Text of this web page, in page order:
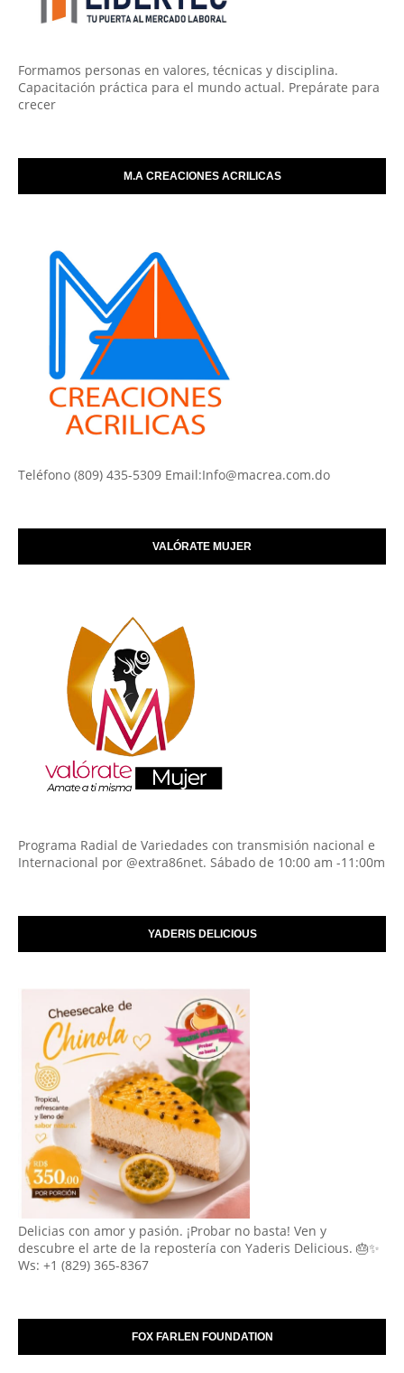
Formamos personas en valores, técnicas y disciplina.
Capacitación práctica para el mundo actual. Prepárate para
crecer
M.A CREACIONES ACRILICAS
Teléfono (809) 435-5309 Email:Info@macrea.com.do
VALÓRATE MUJER
Programa Radial de Variedades con transmisión nacional e
Internacional por @extra86net. Sábado de 10:00 am -11:00m
YADERIS DELICIOUS
Delicias con amor y pasión. ¡Probar no basta! Ven y
descubre el arte de la repostería con Yaderis Delicious. 🎂✨
Ws: +1 (829) 365-8367
FOX FARLEN FOUNDATION